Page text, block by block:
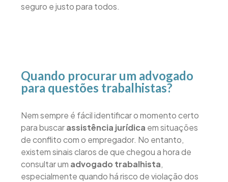
seguro e justo para todos.
Quando procurar um advogado
para questões trabalhistas?
Nem sempre é fácil identificar o momento certo
para buscarassistência jurídica em situações
de conflito com o empregador. No entanto,
existem sinais claros de que chegou a hora de
consultar um advogado trabalhista,
especialmente quando há risco de violação dos